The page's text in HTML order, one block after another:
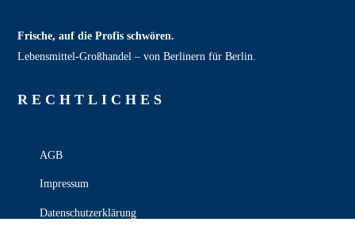
Frische, auf die Profis schwören.
Lebensmittel‑Großhandel – von Berlinern für Berlin.
RECHT­LICHES
AGB
Impressum
Datenschutzerklärung